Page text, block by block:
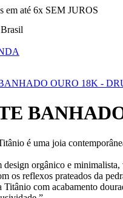
em até 6x SEM JUROS
OURO 18K -
é uma joia
design orgânico e
os reflexos prateados da
com acabamento